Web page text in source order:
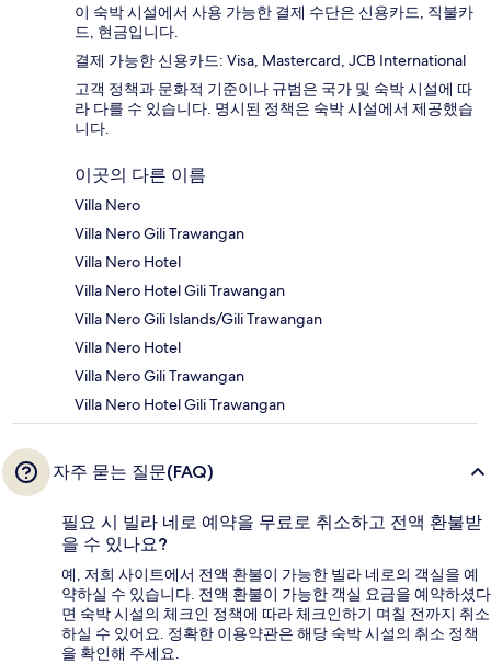
이 숙박 시설에서 사용 가능한 결제 수단은 신용카드, 직불카
드, 현금입니다.
결제 가능한 신용카드: Visa, Mastercard, JCB International
고객 정책과 문화적 기준이나 규범은 국가 및 숙박 시설에 따
라 다를 수 있습니다. 명시된 정책은 숙박 시설에서 제공했습
니다.
이곳의 다른 이름
Villa Nero
Villa Nero Gili Trawangan
Villa Nero Hotel
Villa Nero Hotel Gili Trawangan
Villa Nero Gili Islands/Gili Trawangan
Villa Nero Hotel
Villa Nero Gili Trawangan
Villa Nero Hotel Gili Trawangan
자주 묻는 질문(FAQ)
필요 시 빌라 네로 예약을 무료로 취소하고 전액 환불받
을 수 있나요?
예, 저희 사이트에서 전액 환불이 가능한 빌라 네로의 객실을 예
약하실 수 있습니다. 전액 환불이 가능한 객실 요금을 예약하셨다
면 숙박 시설의 체크인 정책에 따라 체크인하기 며칠 전까지 취소
하실 수 있어요. 정확한 이용약관은 해당 숙박 시설의 취소 정책
을 확인해 주세요.